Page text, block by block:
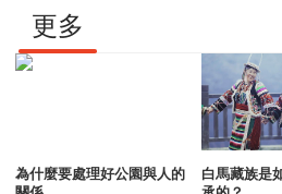
更多
為什麼要處理好公園與人的
白馬藏族是